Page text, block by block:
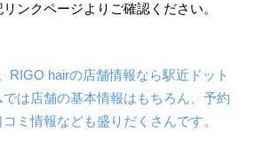
ンクページよりご確認ください。
RIGO hairの店舗情報なら駅近ドット
は店舗の基本情報はもちろん、予約
ミ情報なども盛りだくさんです。